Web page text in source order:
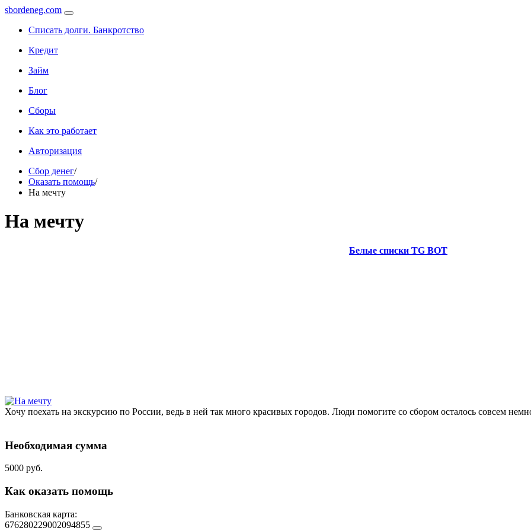
sbordeneg.com
Списать долги. Банкротство
Кредит
Займ
Блог
Сборы
Как это работает
Авторизация
Сбор денег/
Оказать помощь/
На мечту
На мечту
Белые списки TG BOT
Хочу поехать на экскурсию по России, ведь в ней так много красивых городов. Люди помогите со сбором осталось совсем
Необходимая сумма
5000 руб.
Как оказать помощь
Банковская карта:
676280229002094855